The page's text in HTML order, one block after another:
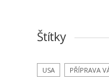
Štítky
USA PŘÍPRAVA